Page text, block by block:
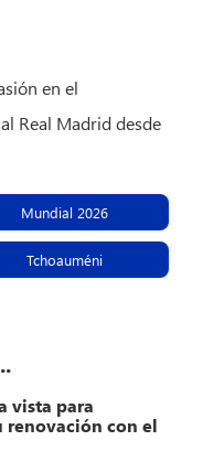
en el
Real Madrid desde
Mundial 2026
Tchoauméni
vista para
renovación con el